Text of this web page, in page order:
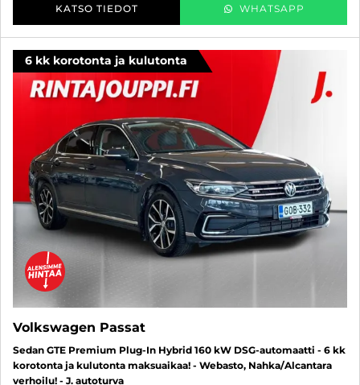
KATSO TIEDOT WHATSAPP
6 kk korotonta ja kulutonta
Volkswagen Passat
Sedan GTE Premium Plug-In Hybrid 160 kW DSG-automaatti - 6 kk
korotonta ja kulutonta maksuaikaa! - Webasto, Nahka/Alcantara
verhoilu! - J. autoturva